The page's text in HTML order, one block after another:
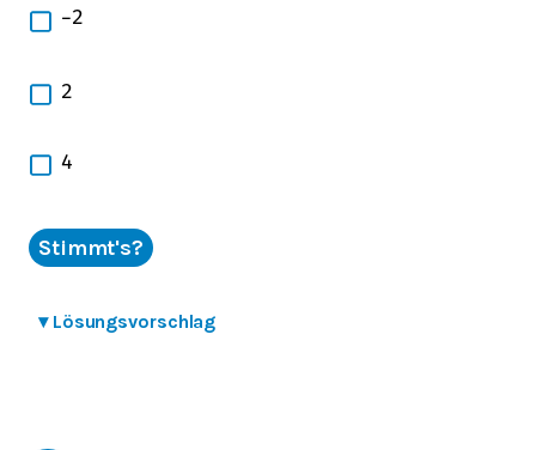
−2
2
4
Stimmt's?
▾ Lösungsvorschlag